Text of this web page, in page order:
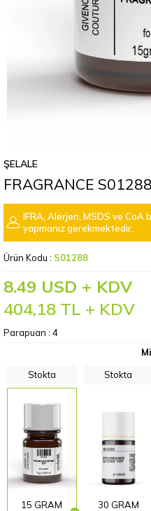
ŞELALE
FRAGRANCE
IFRA, Alerjen, MSDS ve CoA
yapmanız gerekmektedir.
Ürün Kodu : S01288
8.49 USD + KDV
404,18 TL + KDV
Parapuan : 4
Stokta
15 GRAM
Stokta
30 GRAM